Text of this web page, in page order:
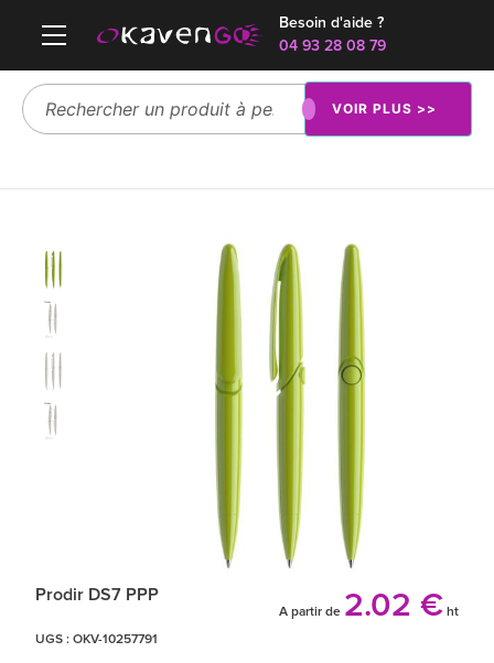
Besoin d'aide ?
04 93 28 08 79
VOIR PLUS >>
Prodir DS7 PPP
A partir de 2.02 € ht
UGS : OKV-10257791